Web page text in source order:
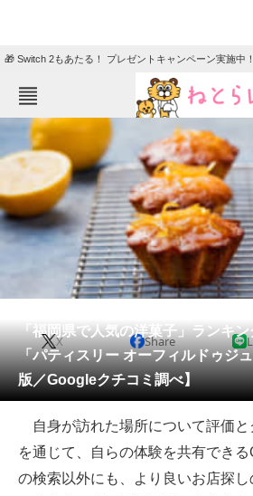
🎁 Switch 2もあたる！ プレゼントキャンペーン実施中！
ねとらぼメニュー
TOP ニュース
エンタメ クイズ
グルメ 地域
教育・育
リサーチ
会員記事
メディア
注目記事を集めた総合ページ
ITの今と未来を見通す
スマホと通信の最新トレンド
「福岡県で人気の洋菓子」ランキ
「パティスリー オーフィルドゥジ
版／Googleクチコミ調べ】
X Share
自身が訪れた場所について評価と
を通じて、自らの体験を共有でき
の検索以外にも、より良いお店探